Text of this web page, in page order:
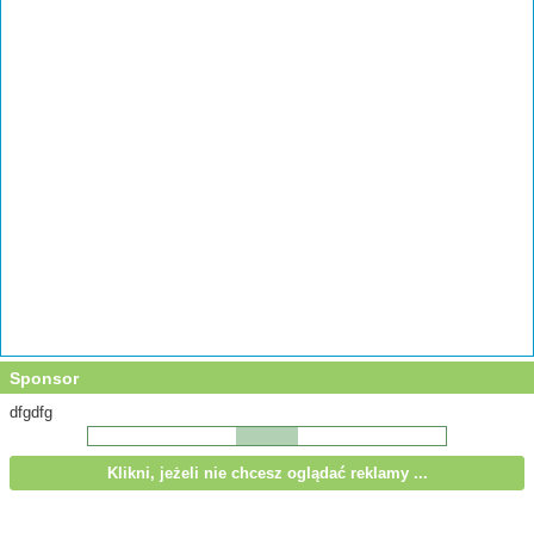
Sponsor
dfgdfg
Klikni, jeżeli nie chcesz oglądać reklamy ...